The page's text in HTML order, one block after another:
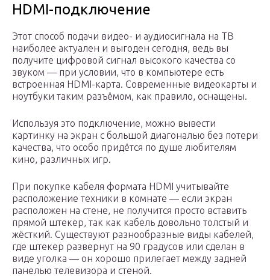
HDMI-подключение
Этот способ подачи видео- и аудиосигнала на ТВ
наиболее актуален и выгоден сегодня, ведь вы
получите цифровой сигнал высокого качества со
звуком — при условии, что в компьютере есть
встроенная HDMI-карта. Современные видеокарты и
ноутбуки таким разъёмом, как правило, оснащены.
Используя это подключение, можно вывести
картинку на экран с большой диагональю без потери
качества, что особо придётся по душе любителям
кино, различных игр.
При покупке кабеля формата HDMI учитывайте
расположение техники в комнате — если экран
расположен на стене, не получится просто вставить
прямой штекер, так как кабель довольно толстый и
жёсткий. Существуют разнообразные виды кабелей,
где штекер развернут на 90 градусов или сделан в
виде уголка — он хорошо прилегает между задней
панелью телевизора и стеной.